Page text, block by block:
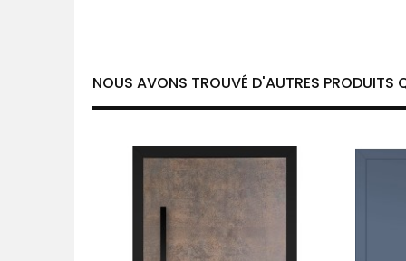
NOUS AVONS TROUVÉ D'AUTRES PRODUITS